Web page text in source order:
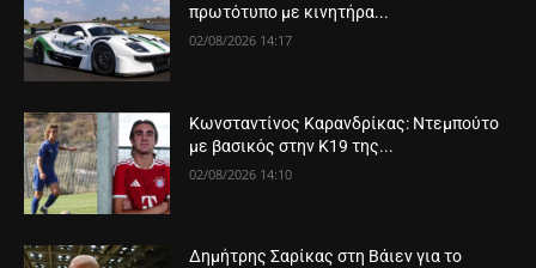
πρωτότυπο με κινητήρα...
02/08/2026 14:17
Κωνσταντίνος Καρανδρίκας: Ντεμπούτο
με βασικός στην Κ19 της...
02/08/2026 14:10
Δημήτρης Σαρίκας στη Βάιεν για το